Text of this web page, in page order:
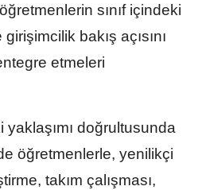
sınıf içindeki
bakış açısını
etmeleri
yaklaşımı doğrultusunda
öğretmenlerle, yenilikçi
takım çalışması,